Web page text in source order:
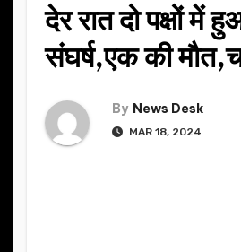
देर रात दो पक्षों में
संघर्ष,एक की
By News Desk
MAR 18, 2024